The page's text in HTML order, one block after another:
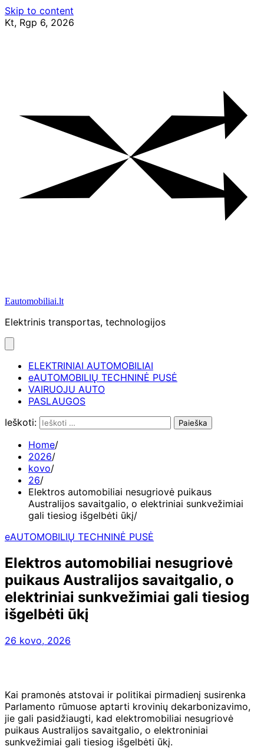
Skip to content
Kt, Rgp 6, 2026
Eautomobiliai.lt
Elektrinis transportas, technologijos
ELEKTRINIAI AUTOMOBILIAI
eAUTOMOBILIŲ TECHNINĖ PUSĖ
VAIRUOJU AUTO
PASLAUGOS
Ieškoti:
Home
2026
kovo
26
Elektros automobiliai nesugriovė puikaus
Australijos savaitgalio, o elektriniai sunkvežimiai
gali tiesiog išgelbėti ūkį
eAUTOMOBILIŲ TECHNINĖ PUSĖ
Elektros automobiliai nesugriovė
puikaus Australijos savaitgalio, o
elektriniai sunkvežimiai gali tiesiog
išgelbėti ūkį
26 kovo, 2026
Kai pramonės atstovai ir politikai pirmadienį susirenka
Parlamento rūmuose aptarti krovinių dekarbonizavimo,
jie gali pasidžiaugti, kad elektromobiliai nesugriovė
puikaus Australijos savaitgalio, o elektroniniai
sunkvežimiai gali tiesiog išgelbėti ūkį.